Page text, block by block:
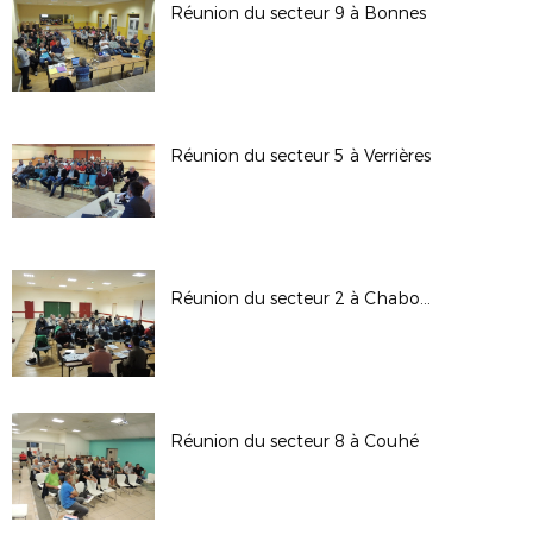
Réunion du secteur 9 à Bonnes
Réunion du secteur 5 à Verrières
Réunion du secteur 2 à Chabournay
Réunion du secteur 8 à Couhé